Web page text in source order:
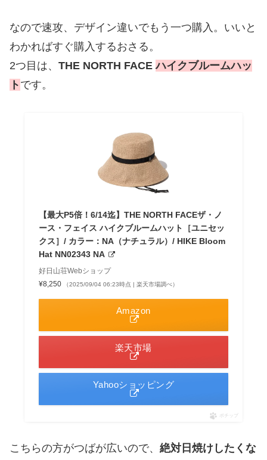
なので速攻、デザイン違いでもう一つ購入。いいと
わかればすぐ購入するおさる。
2つ目は、 THE NORTH FACEハイクブルームハッ
ト です。
【最大P5倍！6/14迄】THE NORTH FACEザ・ノ
ース・フェイス ハイクブルームハット［ユニセッ
クス］/ カラー：NA（ナチュラル）/ HIKE Bloom
Hat NN02343 NA
好日山荘Webショップ
¥8,250
（2025/09/04 06:23時点 | 楽天市場調べ）
Amazon
楽天市場
Yahooショッピング
ポチップ
こちらの方がつばが広いので、 絶対日焼けしたくな